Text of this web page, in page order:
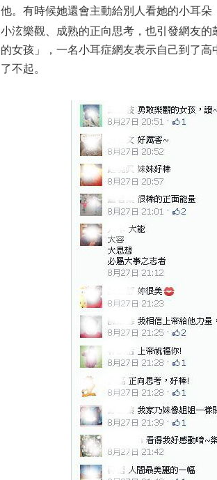
他。有時候她還會主動給別人看她的小耳
小泫樂觀、成熟的正向思考，也引發網友
的女孩」，一名小耳症網友表示自己到了
了不起。